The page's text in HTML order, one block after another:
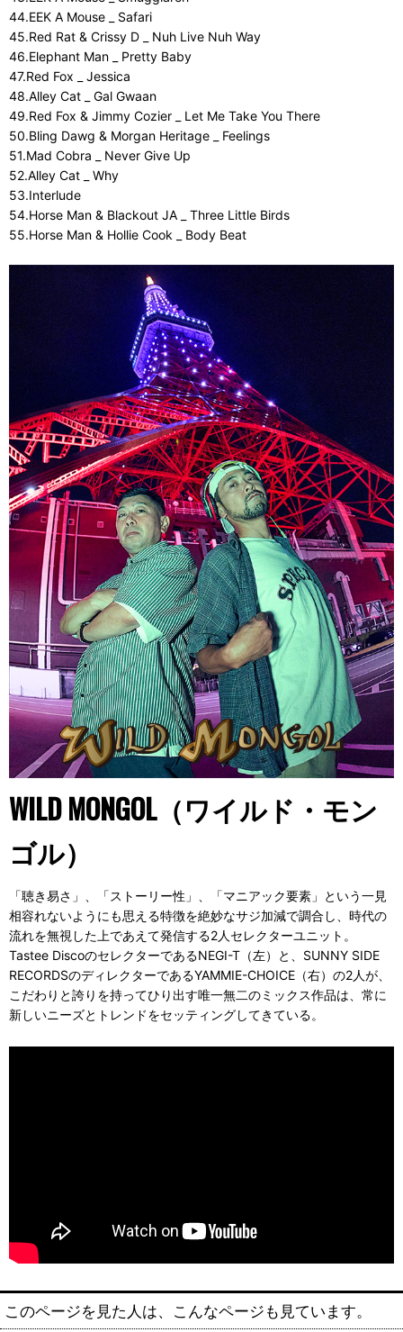
44.EEK A Mouse _ Safari
45.Red Rat & Crissy D _ Nuh Live Nuh Way
46.Elephant Man _ Pretty Baby
47.Red Fox _ Jessica
48.Alley Cat _ Gal Gwaan
49.Red Fox & Jimmy Cozier _ Let Me Take You There
50.Bling Dawg & Morgan Heritage _ Feelings
51.Mad Cobra _ Never Give Up
52.Alley Cat _ Why
53.Interlude
54.Horse Man & Blackout JA _ Three Little Birds
55.Horse Man & Hollie Cook _ Body Beat
WILD MONGOL（ワイルド・モン
ゴル）
「聴き易さ」、「ストーリー性」、「マニアック要素」という一見
相容れないようにも思える特徴を絶妙なサジ加減で調合し、時代の
流れを無視した上であえて発信する2人セレクターユニット。
Tastee DiscoのセレクターであるNEGI-T（左）と、SUNNY SIDE
RECORDSのディレクターであるYAMMIE-CHOICE（右）の2人が、
こだわりと誇りを持ってひり出す唯一無二のミックス作品は、常に
新しいニーズとトレンドをセッティングしてきている。
このページを見た人は、こんなページも見ています。